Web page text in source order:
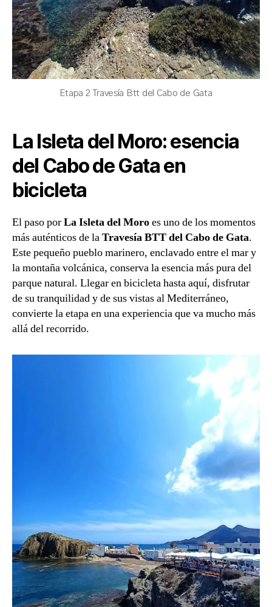
Etapa 2 Travesía Btt del Cabo de Gata
La Isleta del Moro: esencia
del Cabo de Gata en
bicicleta
El paso porLa Isleta del Moroes uno de los momentos
más auténticos de laTravesía BTT del Cabo de Gata.
Este pequeño pueblo marinero, enclavado entre el mar y
la montaña volcánica, conserva la esencia más pura del
parque natural. Llegar en bicicleta hasta aquí, disfrutar
de su tranquilidad y de sus vistas al Mediterráneo,
convierte la etapa en una experiencia que va mucho más
allá del recorrido.